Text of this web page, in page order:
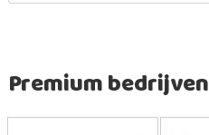
Premium bedrijven